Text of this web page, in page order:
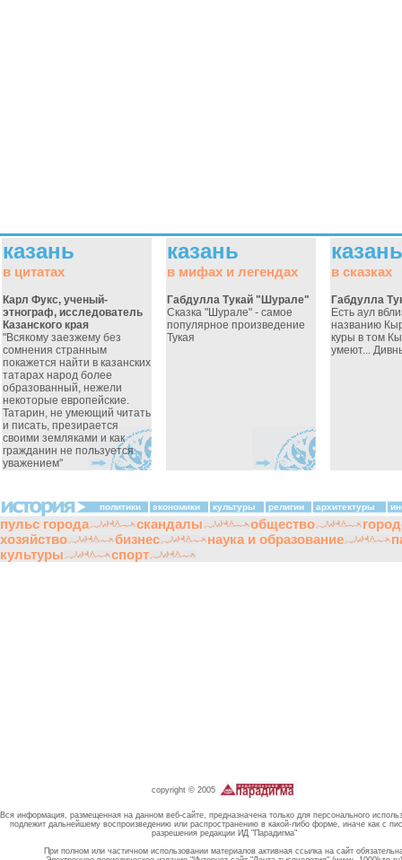
казань
в цитатах
Карл Фукс, ученый-
этнограф, исследователь
Казанского края
"Всякому заезжему без
сомнения странным
покажется найти в казанских
татарах народ более
образованный, нежели
некоторые европейские.
Татарин, не умеющий читать
и писать, презирается
своими земляками и как
гражданин не пользуется
уважением"
казань
в мифах и легендах
Габдулла Тукай "Шурале"
Сказка "Шурале" - самое
популярное произведение
Тукая
казань
в сказках
Габдулла
Есть аул
названию
куры в том
умеют...
политики экономики культуры религии архитектуры
пульс города скандалы общество
хозяйство
бизнес наука и образование
культуры
спорт
copyright © 2005
Вся информация, размещенная на данном веб-сайте, предназначена только для персонального
подлежит дальнейшему воспроизведению или распространению в какой-либо форме, иначе как с
разрешения редакции ИД "Парадигма"
При полном или частичном использовании материалов активная ссылка на сайт